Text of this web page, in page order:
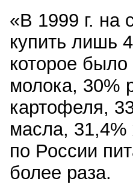
«В 1999 г. на
купить лишь
которое было
молока, 30%
картофеля,
масла, 31,4%
по России
более раза.